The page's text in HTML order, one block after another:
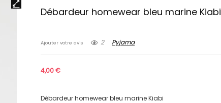
Débardeur homewear bleu marine Kiabi
Ajouter votre avis 2 Pyjama
4,00€
Débardeur homewear bleu marine Kiabi